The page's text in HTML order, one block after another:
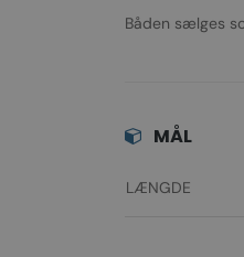
Båden sælges
MÅL
LÆNGDE